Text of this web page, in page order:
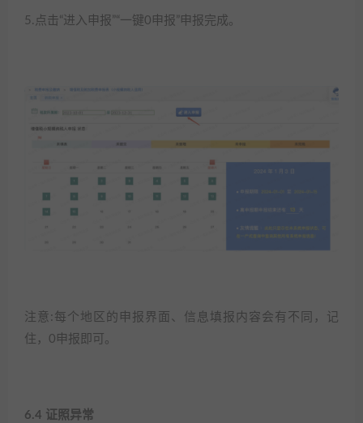
5.点击“进入申报”“一键0申报”申报完成。
注意:每个地区的申报界面、信息填报内容会有不同，记
住，0申报即可。​
6.4 证照异常​